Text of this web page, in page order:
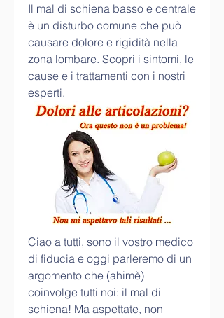
Il mal di schiena basso e centrale
è un disturbo comune che può
causare dolore e rigidità nella
zona lombare. Scopri i sintomi, le
cause e i trattamenti con i nostri
esperti.
Ciao a tutti, sono il vostro medico
di fiducia e oggi parleremo di un
argomento che (ahimè)
coinvolge tutti noi: il mal di
schiena! Ma aspettate, non